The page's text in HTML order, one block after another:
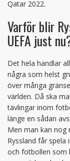
Qatar 2022.
Varför blir
UEFA just
Det hela handlar
några som helst
över många
världen. Då ska
tävlingar inom
länge en sådan
Men man kan
Ryssland får
och fotbollen som